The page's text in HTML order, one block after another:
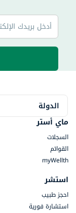
الدولة
ماي أستر
السجلات
القوائم
myWellth
استشر
احجز طبيب
استشارة فورية